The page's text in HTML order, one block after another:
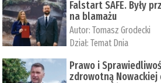
Falstart SAFE. Były
na blamażu
Autor:Tomasz Grodecki
Dział:Temat Dnia
Prawo i
zdrowotną Nowackiej